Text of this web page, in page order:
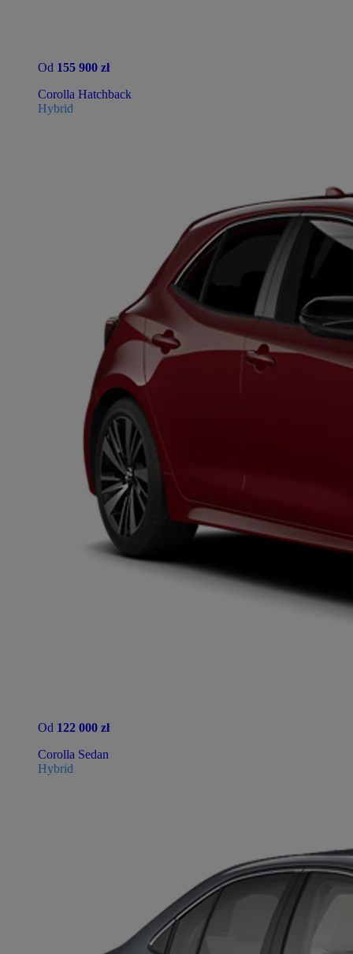
Od 155 900 zł
Corolla Hatchback
Hybrid
Od 122 000 zł
Corolla Sedan
Hybrid